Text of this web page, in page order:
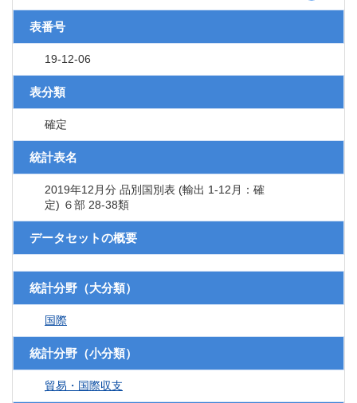
表番号
19-12-06
表分類
確定
統計表名
2019年12月分 品別国別表 (輸出 1-12月：確
定) ６部 28-38類
データセットの概要
統計分野（大分類）
国際
統計分野（小分類）
貿易・国際収支